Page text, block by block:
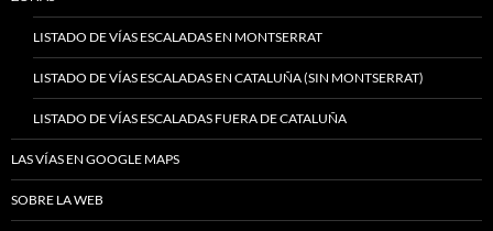
LISTADO DE VÍAS ESCALADAS EN MONTSERRAT
LISTADO DE VÍAS ESCALADAS EN CATALUÑA (SIN MONTSERRAT)
LISTADO DE VÍAS ESCALADAS FUERA DE CATALUÑA
LAS VÍAS EN GOOGLE MAPS
SOBRE LA WEB